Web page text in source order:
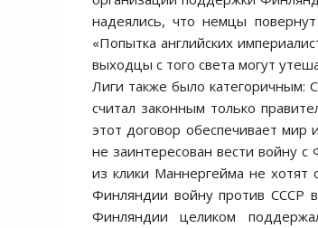
надеялись, что немцы
«Попытка английских
выходцы с того света могут
Лиги также было категоричным:
считал законным только
этот договор обеспечивает
не заинтересован вести войну
из клики Маннергейма не хотят
Финляндии войну против СССР
Финляндии целиком